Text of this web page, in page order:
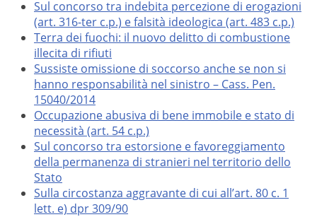
Sul concorso tra indebita percezione di erogazioni
(art. 316-ter c.p.) e falsità ideologica (art. 483 c.p.)
Terra dei fuochi: il nuovo delitto di combustione
illecita di rifiuti
Sussiste omissione di soccorso anche se non si
hanno responsabilità nel sinistro – Cass. Pen.
15040/2014
Occupazione abusiva di bene immobile e stato di
necessità (art. 54 c.p.)
Sul concorso tra estorsione e favoreggiamento
della permanenza di stranieri nel territorio dello
Stato
Sulla circostanza aggravante di cui all’art. 80 c. 1
lett. e) dpr 309/90